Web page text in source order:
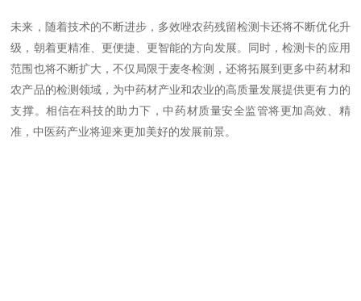
未来，随着技术的不断进步，多效唑农药残留检测卡还将不断优化升
级，朝着更精准、更便捷、更智能的方向发展。同时，检测卡的应用
范围也将不断扩大，不仅局限于麦冬检测，还将拓展到更多中药材和
农产品的检测领域，为中药材产业和农业的高质量发展提供更有力的
支撑。相信在科技的助力下，中药材质量安全监管将更加高效、精
准，中医药产业将迎来更加美好的发展前景。